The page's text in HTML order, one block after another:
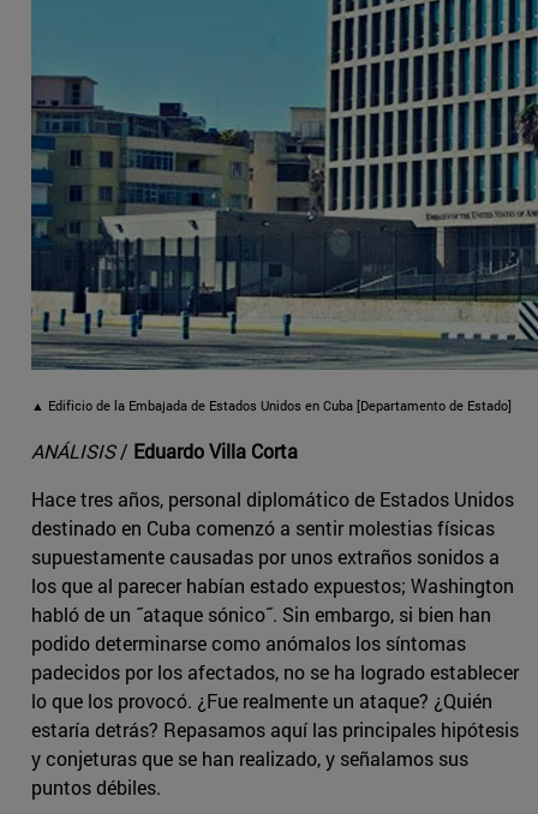
▲ Edificio de la Embajada de Estados Unidos en Cuba [Departamento de Estado]
ANÁLISIS/ Eduardo Villa Corta
Hace tres años, personal diplomático de Estados Unidos
destinado en Cuba comenzó a sentir molestias físicas
supuestamente causadas por unos extraños sonidos a
los que al parecer habían estado expuestos; Washington
habló de un ˝ataque sónico˝. Sin embargo, si bien han
podido determinarse como anómalos los síntomas
padecidos por los afectados, no se ha logrado establecer
lo que los provocó. ¿Fue realmente un ataque? ¿Quién
estaría detrás? Repasamos aquí las principales hipótesis
y conjeturas que se han realizado, y señalamos sus
puntos débiles.